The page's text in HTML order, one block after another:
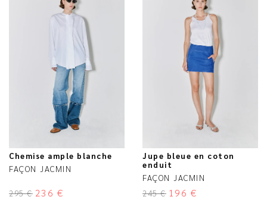
Chemise ample blanche
FAÇON JACMIN
295€ 236 €
Jupe bleue en coton
enduit
FAÇON JACMIN
245€ 196 €